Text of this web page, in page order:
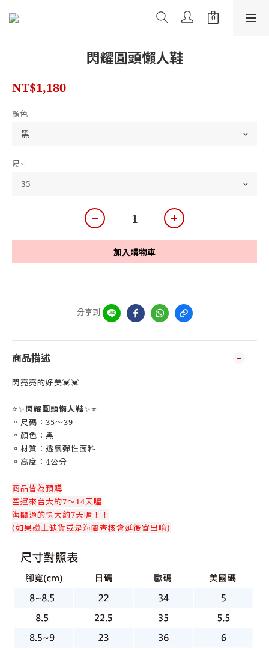
閃耀圓頭懶人鞋
NT$1,180
顏色
尺寸
加入購物車
分享到
商品描述
閃亮亮的好美💓💓
⭐✨閃耀圓頭懶人鞋✨⭐
▫️尺碼：35～39
▫️顏色：黑
▫️材質：透氣彈性面料
▫️高度：4公分
商品皆為預購
空運來台大約7～14天喔
海關過的快大約7天喔！！
(如果碰上缺貨或是海關查核會延後寄出唷)